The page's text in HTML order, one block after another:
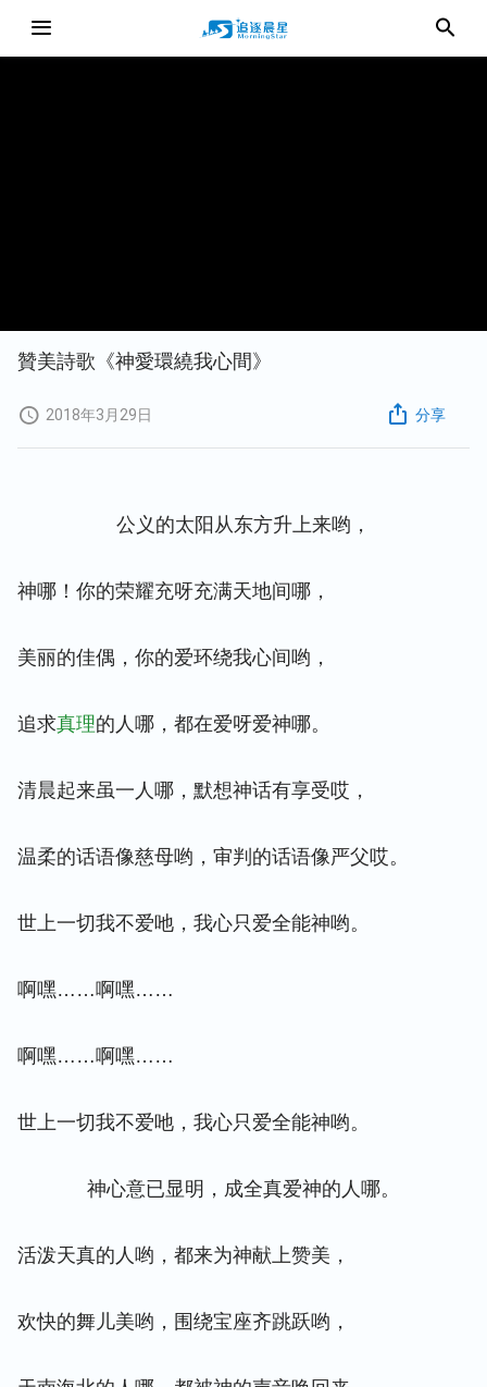
贊美詩歌《神愛環繞我心間》
2018年3月29日 分享
公义的太阳从东方升上来哟，
神哪！你的荣耀充呀充满天地间哪，
美丽的佳偶，你的爱环绕我心间哟，
追求真理的人哪，都在爱呀爱神哪。
清晨起来虽一人哪，默想神话有享受哎，
温柔的话语像慈母哟，审判的话语像严父哎。
世上一切我不爱吔，我心只爱全能神哟。
啊嘿……啊嘿……
啊嘿……啊嘿……
世上一切我不爱吔，我心只爱全能神哟。
神心意已显明，成全真爱神的人哪。
活泼天真的人哟，都来为神献上赞美，
欢快的舞儿美哟，围绕宝座齐跳跃哟，